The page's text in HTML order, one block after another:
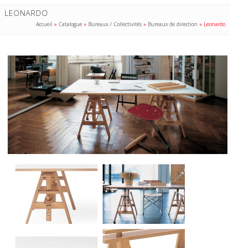
LEONARDO
Accueil » Catalogue » Bureaux / Collectivités » Bureaux de direction » Leonardo